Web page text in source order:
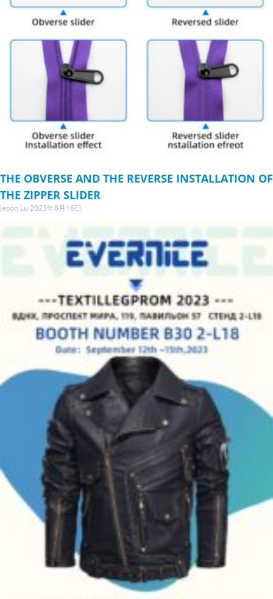
THE OBVERSE AND THE REVERSE INSTALLATION OF
THE ZIPPER SLIDER
Jason Lu2023年8月16日